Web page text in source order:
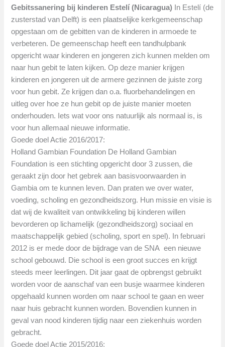
Gebitssanering bij kinderen Estelí (Nicaragua) In Estelí (de
zusterstad van Delft) is een plaatselijke kerkgemeenschap
opgestaan om de gebitten van de kinderen in armoede te
verbeteren. De gemeenschap heeft een tandhulpbank
opgericht waar kinderen en jongeren zich kunnen melden om
naar hun gebit te laten kijken. Op deze manier krijgen
kinderen en jongeren uit de armere gezinnen de juiste zorg
voor hun gebit. Ze krijgen dan o.a. fluorbehandelingen en
uitleg over hoe ze hun gebit op de juiste manier moeten
onderhouden. Iets wat voor ons natuurlijk als normaal is, is
voor hun allemaal nieuwe informatie.
Goede doel Actie 2016/2017:
Holland Gambian Foundation De Holland Gambian
Foundation is een stichting opgericht door 3 zussen, die
geraakt zijn door het gebrek aan basisvoorwaarden in
Gambia om te kunnen leven. Dan praten we over water,
voeding, scholing en gezondheidszorg. Hun missie en visie is
dat wij de kwaliteit van ontwikkeling bij kinderen willen
bevorderen op lichamelijk (gezondheidszorg) sociaal en
maatschappelijk gebied (scholing, sport en spel). In februari
2012 is er mede door de bijdrage van de SNA een nieuwe
school gebouwd. Die school is een groot succes en krijgt
steeds meer leerlingen. Dit jaar gaat de opbrengst gebruikt
worden voor de aanschaf van een busje waarmee kinderen
opgehaald kunnen worden om naar school te gaan en weer
naar huis gebracht kunnen worden. Bovendien kunnen in
geval van nood kinderen tijdig naar een ziekenhuis worden
gebracht.
Goede doel Actie 2015/2016: